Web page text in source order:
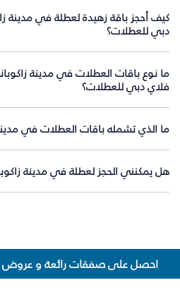
كيف أحجز باقة زهيدة لعطلة في مدينة
دبي للعطلات؟
ما نوع باقات العطلات في مدينة
فلاي دبي للعطلات؟
ما الذي تشمله باقات العطلات في
هل يمكنني الحجز لعطلة في مدينة
احصل على صفقات رائعة و عروض